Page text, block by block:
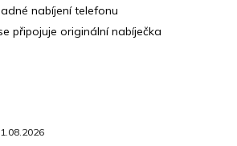
nabíjení telefonu
připojuje originální nabíječka